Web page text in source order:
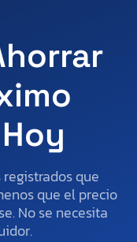
que
que el precio
No se necesita